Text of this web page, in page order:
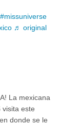
#missuniverse
♬ original
La mexicana
visita este
donde se le